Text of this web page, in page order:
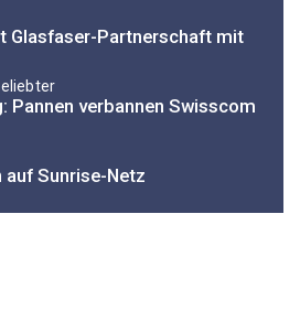
Glasfaser-Partnerschaft mit
Pannen verbannen Swisscom
auf Sunrise-Netz